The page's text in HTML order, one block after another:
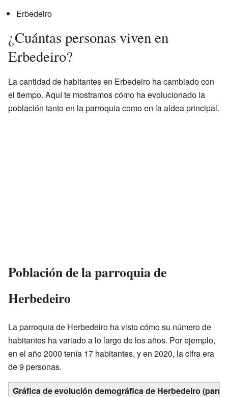
Erbedeiro
¿Cuántas personas viven en
Erbedeiro?
La cantidad de habitantes en Erbedeiro ha cambiado con
el tiempo. Aquí te mostramos cómo ha evolucionado la
población tanto en la parroquia como en la aldea principal.
Población de la parroquia de
Herbedeiro
La parroquia de Herbedeiro ha visto cómo su número de
habitantes ha variado a lo largo de los años. Por ejemplo,
en el año 2000 tenía 17 habitantes, y en 2020, la cifra era
de 9 personas.
Gráfica de evolución demográfica de Herbedeiro